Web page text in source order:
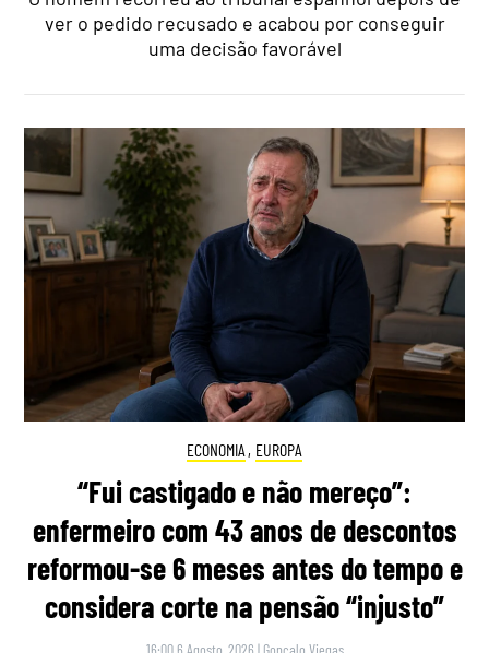
ver o pedido recusado e acabou por conseguir
uma decisão favorável
ECONOMIA , EUROPA
“Fui castigado e não mereço”:
enfermeiro com 43 anos de descontos
reformou-se 6 meses antes do tempo e
considera corte na pensão “injusto”
16:00 6 Agosto, 2026 | Gonçalo Viegas